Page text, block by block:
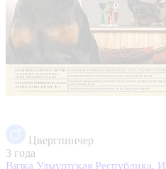
Цвергпинчер
3 года
Вязка Удмуртская Республика,